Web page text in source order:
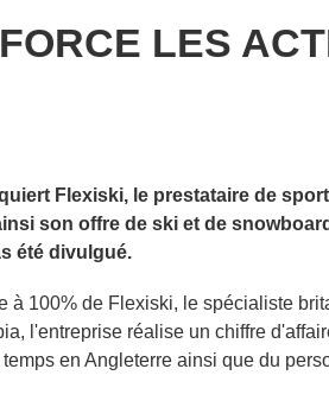
LES
Flexiski, le prestataire de
son offre de ski et de
été divulgué.
à 100% de Flexiski, le spécialiste
l'entreprise réalise un chiffre
en Angleterre ainsi que du